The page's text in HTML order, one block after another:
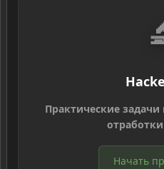
Практические
Начать